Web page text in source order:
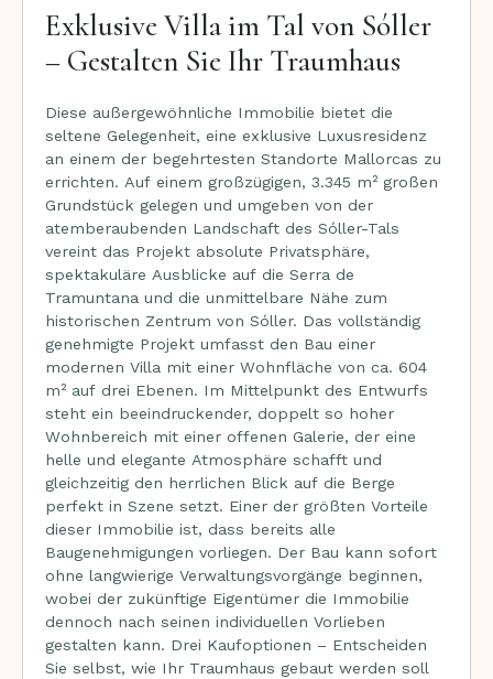
Exklusive Villa im Tal von Sóller
– Gestalten Sie Ihr Traumhaus
Diese außergewöhnliche Immobilie bietet die
seltene Gelegenheit, eine exklusive Luxusresidenz
an einem der begehrtesten Standorte Mallorcas zu
errichten. Auf einem großzügigen, 3.345 m² großen
Grundstück gelegen und umgeben von der
atemberaubenden Landschaft des Sóller-Tals
vereint das Projekt absolute Privatsphäre,
spektakuläre Ausblicke auf die Serra de
Tramuntana und die unmittelbare Nähe zum
historischen Zentrum von Sóller. Das vollständig
genehmigte Projekt umfasst den Bau einer
modernen Villa mit einer Wohnfläche von ca. 604
m² auf drei Ebenen. Im Mittelpunkt des Entwurfs
steht ein beeindruckender, doppelt so hoher
Wohnbereich mit einer offenen Galerie, der eine
helle und elegante Atmosphäre schafft und
gleichzeitig den herrlichen Blick auf die Berge
perfekt in Szene setzt. Einer der größten Vorteile
dieser Immobilie ist, dass bereits alle
Baugenehmigungen vorliegen. Der Bau kann sofort
ohne langwierige Verwaltungsvorgänge beginnen,
wobei der zukünftige Eigentümer die Immobilie
dennoch nach seinen individuellen Vorlieben
gestalten kann. Drei Kaufoptionen – Entscheiden
Sie selbst, wie Ihr Traumhaus gebaut werden soll